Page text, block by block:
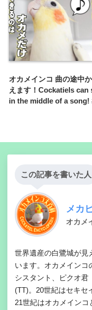
オカメインコ 曲の途中
えます！Cockatiels can
in the middle of a song!
この記事を書いた人
メカ
オカメ
世界遺産の白鷺城が見
います。オカメイン
シスタント、ピクオ
(TT)。20世紀はセキセ
21世紀はオカメイン